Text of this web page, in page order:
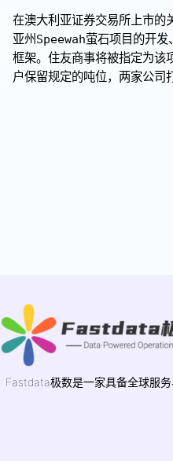
在澳大利亚证券交易所上市的
亚州Speewah萤石项目的开
框架。住友商事将被指定为该
户保留规定的吨位，两家公司
Fastdata极数是一家具备全球服